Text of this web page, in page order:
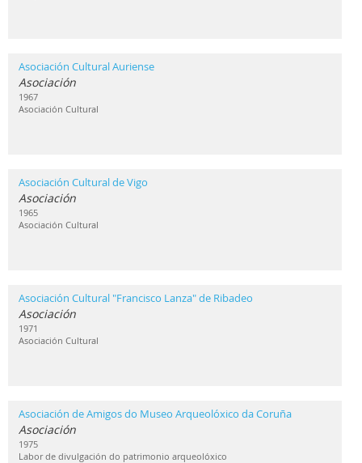
Asociación Cultural Auriense
Asociación
1967
Asociación Cultural
Asociación Cultural de Vigo
Asociación
1965
Asociación Cultural
Asociación Cultural "Francisco Lanza" de Ribadeo
Asociación
1971
Asociación Cultural
Asociación de Amigos do Museo Arqueolóxico da Coruña
Asociación
1975
Labor de divulgación do patrimonio arqueolóxico